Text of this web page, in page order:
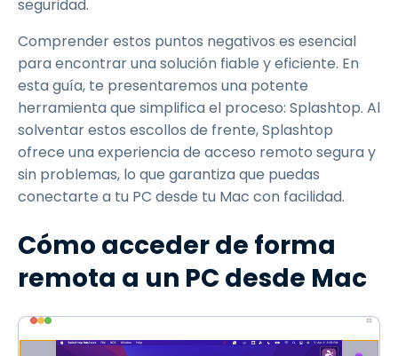
seguridad.
Comprender estos puntos negativos es esencial
para encontrar una solución fiable y eficiente. En
esta guía, te presentaremos una potente
herramienta que simplifica el proceso: Splashtop. Al
solventar estos escollos de frente, Splashtop
ofrece una experiencia de acceso remoto segura y
sin problemas, lo que garantiza que puedas
conectarte a tu PC desde tu Mac con facilidad.
Cómo acceder de forma
remota a un PC desde Mac